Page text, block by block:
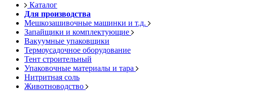
Каталог
Для производства
Мешкозашивочные машинки и т.д.
Запайщики и комплектующие
Вакуумные упаковщики
Термоусадочное оборудование
Тент строительный
Упаковочные материалы и тара
Нитритная соль
Животноводство